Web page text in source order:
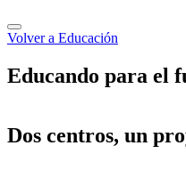
Volver a Educación
Educando para el
Dos centros, un